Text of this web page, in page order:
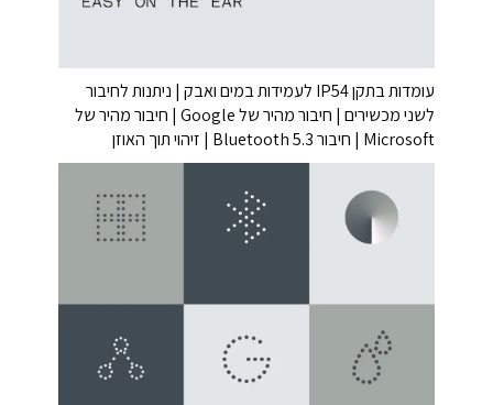
עומדות בתקן IP54 לעמידות במים ואבק | ניתנות לחיבור
לשני מכשירים | חיבור מהיר של Google | חיבור מהיר של
Microsoft | חיבור Bluetooth 5.3 | זיהוי תוך האוזן